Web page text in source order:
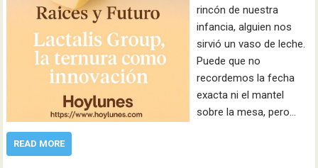
rincón de nuestra
infancia, alguien nos
sirvió un vaso de leche.
Puede que no
recordemos la fecha
exacta ni el mantel
sobre la mesa, pero…
READ MORE